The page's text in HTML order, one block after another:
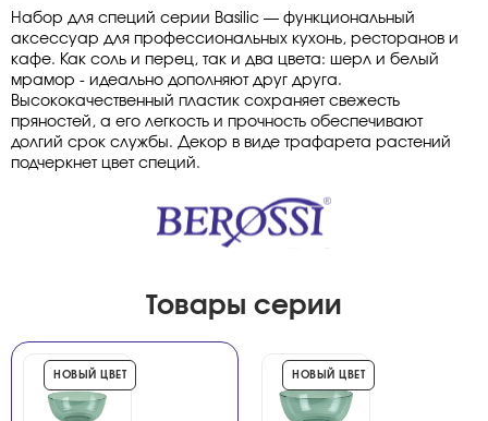
Набор для специй серии Basilic — функциональный
аксессуар для профессиональных кухонь, ресторанов и
кафе. Как соль и перец, так и два цвета: шерл и белый
мрамор - идеально дополняют друг друга.
Высококачественный пластик сохраняет свежесть
пряностей, а его легкость и прочность обеспечивают
долгий срок службы. Декор в виде трафарета растений
подчеркнет цвет специй.
Товары серии
НОВЫЙ ЦВЕТ НОВЫЙ ЦВЕТ